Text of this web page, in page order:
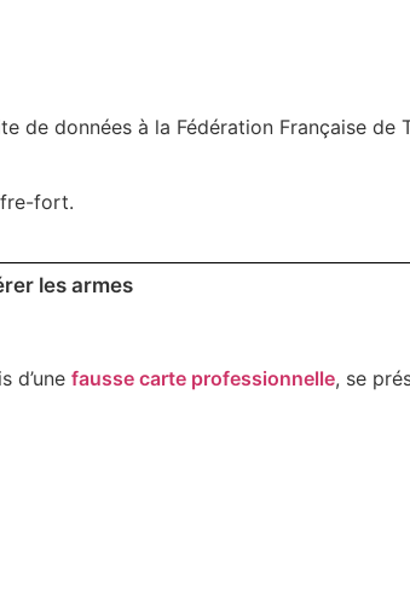
de données à la Fédération Française de
fort.
les armes
d’unefausse carte professionnelle, se